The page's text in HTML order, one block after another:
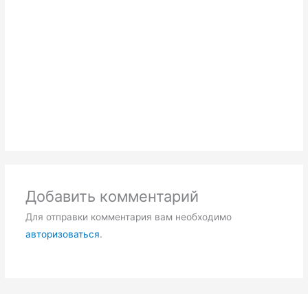
Добавить комментарий
Для отправки комментария вам необходимо
авторизоваться.